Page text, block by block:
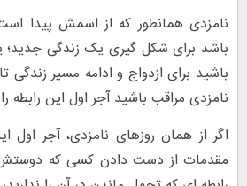
نامزدی همانطور که از اسمش پیدا
باشد برای شکل گیری یک زندگی جدید؛
باشید برای ازدواج و ادامه مسیر
نامزدی مراقب باشید آجر اول این رابطه
اگر از همان روزهای نامزدی، آجر اول
مقدمات از دست دادن کسی که دوستش